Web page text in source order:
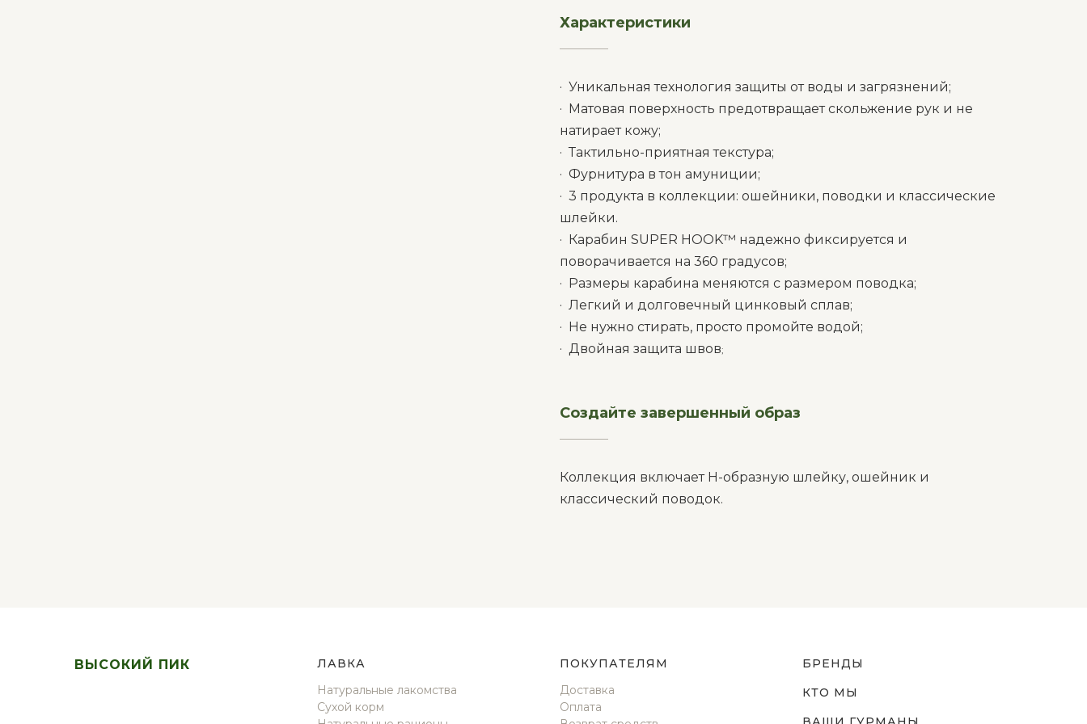
Характеристики
· Уникальная технология защиты от воды и загрязнений;
· Матовая поверхность предотвращает скольжение рук и не
натирает кожу;
· Тактильно-приятная текстура;
· Фурнитура в тон амуниции;
· 3 продукта в коллекции: ошейники, поводки и классические
шлейки.
· Карабин SUPER HOOK™ надежно фиксируется и
поворачивается на 360 градусов;
· Размеры карабина меняются с размером поводка;
· Легкий и долговечный цинковый сплав;
· Не нужно стирать, просто промойте водой;
· Двойная защита швов;
Создайте завершенный образ
Коллекция включает Н-образную шлейку, ошейник и
классический поводок.
ВЫСОКИЙ ПИК ЛАВКА
Натуральные лакомства
Сухой корм
ПОКУПАТЕЛЯМ
Доставка
Оплата
БРЕНДЫ
КТО МЫ